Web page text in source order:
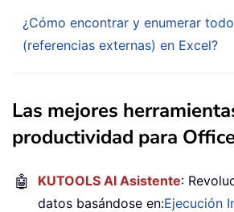
¿Cómo encontrar y enumerar
(referencias externas) en Excel?
Las mejores
productividad para
🤖 KUTOOLS AI Asistente:
datos basándose en:Ejecución